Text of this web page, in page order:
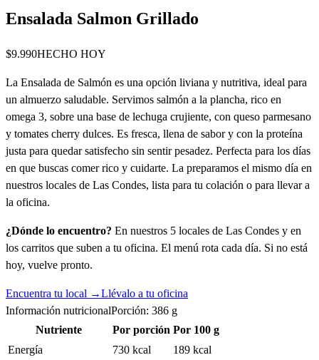
Ensalada Salmon Grillado
$9.990HECHO HOY
La Ensalada de Salmón es una opción liviana y nutritiva, ideal para
un almuerzo saludable. Servimos salmón a la plancha, rico en
omega 3, sobre una base de lechuga crujiente, con queso parmesano
y tomates cherry dulces. Es fresca, llena de sabor y con la proteína
justa para quedar satisfecho sin sentir pesadez. Perfecta para los días
en que buscas comer rico y cuidarte. La preparamos el mismo día en
nuestros locales de Las Condes, lista para tu colación o para llevar a
la oficina.
¿Dónde lo encuentro? En nuestros 5 locales de Las Condes y en
los carritos que suben a tu oficina. El menú rota cada día. Si no está
hoy, vuelve pronto.
Encuentra tu local →Llévalo a tu oficina
Información nutricionalPorción: 386 g
Nutriente
Por porción Por 100 g
Energía
730 kcal
189 kcal